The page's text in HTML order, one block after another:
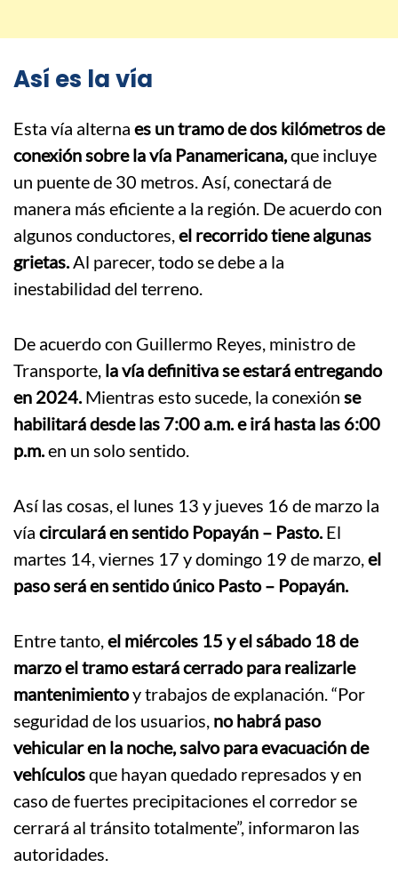
Así es la vía
Esta vía alterna es un tramo de dos kilómetros de
conexión sobre la vía Panamericana,que incluye
un puente de 30 metros. Así, conectará de
manera más eficiente a la región. De acuerdo con
algunos conductores,el recorrido tiene algunas
grietas.Al parecer, todo se debe a la
inestabilidad del terreno.
De acuerdo con Guillermo Reyes, ministro de
Transporte, la vía definitiva se estará entregando
en 2024.Mientras esto sucede, la conexión se
habilitará desde las 7:00 a.m. e irá hasta las 6:00
p.m.en un solo sentido.
Así las cosas, el lunes 13 y jueves 16 de marzo la
vía circulará en sentido Popayán – Pasto.El
martes 14, viernes 17 y domingo 19 de marzo,el
paso será en sentido único Pasto – Popayán.
Entre tanto,el miércoles 15 y el sábado 18 de
marzo el tramo estará cerrado para realizarle
mantenimientoy trabajos de explanación. “Por
seguridad de los usuarios, no habrá paso
vehicular en la noche, salvo para evacuación de
vehículosque hayan quedado represados y en
caso de fuertes precipitaciones el corredor se
cerrará al tránsito totalmente”, informaron las
autoridades.